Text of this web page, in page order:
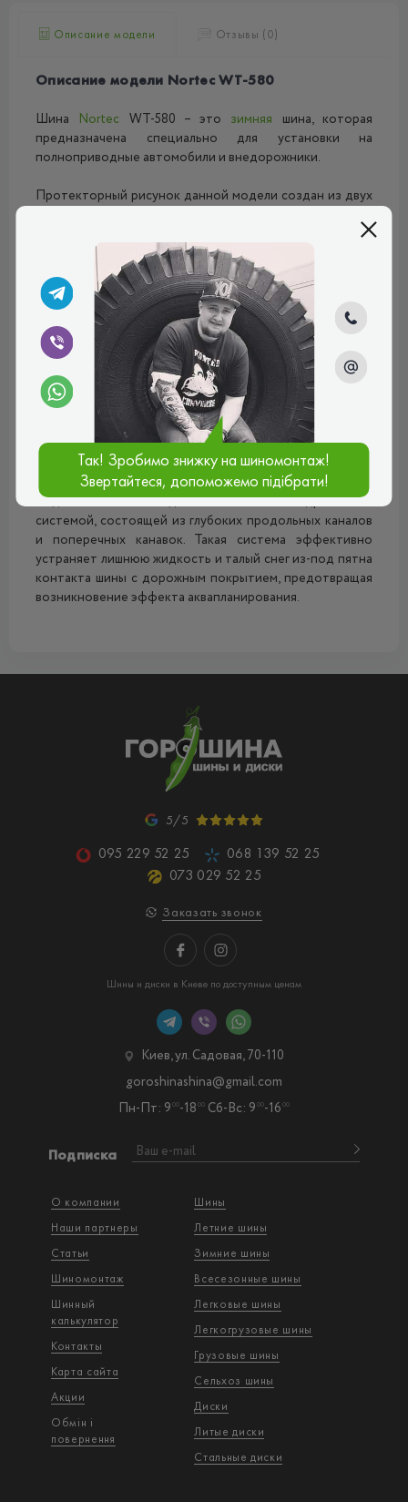
Описание модели Отзывы (0)
Описание модели Nortec WT-580
Шина Nortec WT-580 – это зимняя шина, которая
предназначена специально для установки на
полноприводные автомобили и внедорожники.
Протекторный рисунок данной модели создан из двух
грунтозацепов, которые расположены на боковых
сторонах шины. В самом центре находится ребро,
состоящее из элементов неправильной многоугольной
формы. Благодаря этому ребру сохраняется курсовая
устойчивость автомобиля при езде.
По обе стороны от центрального ребра покрышки
ВТ-580 расположены два ряда протекторных
шашечек изогнутой формы. Эти элементы создают
дополнительные кромки зацепления, усиливающие
сцепление с заснеженным и оледенелым дорожным
покрытием. Помимо этого, это минимизирует
возможность возникновения эффекта
проскальзывания и сокращает тормозной путь. Данная
модель также обладает отличной аквадренажной
системой, состоящей из глубоких продольных каналов
и поперечных канавок. Такая система эффективно
устраняет лишнюю жидкость и талый снег из-под пятна
контакта шины с дорожным покрытием, предотвращая
возникновение эффекта аквапланирования.
5/5
095 229 52 25
068 139 52 25
073 029 52 25
Заказать звонок
Шины и диски в Киеве по доступным ценам
О компании
Наши партнеры
Статьи
Шиномонтаж
Шинный
калькулятор
Контакты
Карта сайта
Акции
Обмін і
повернення
Шины
Летние шины
Зимние шины
Всесезонные шины
Легковые шины
Легкогрузовые шины
Грузовые шины
Сельхоз шины
Диски
Литые диски
Стальные диски
Подписка
Киев, ул. Садовая, 70-110
Пн-Пт: 9 00-18 00 Сб-Вс: 9 00-16 00
goroshinashina@gmail.com
Так! Зробимо знижку на шиномонтаж!
Звертайтеся, допоможемо підібрати!